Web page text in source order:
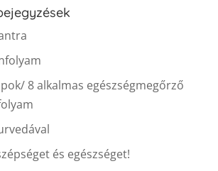
8 alkalmas egészségmegőrző
és egészséget!